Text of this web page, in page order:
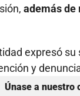
además de
expresó
y
Únase a nuestro